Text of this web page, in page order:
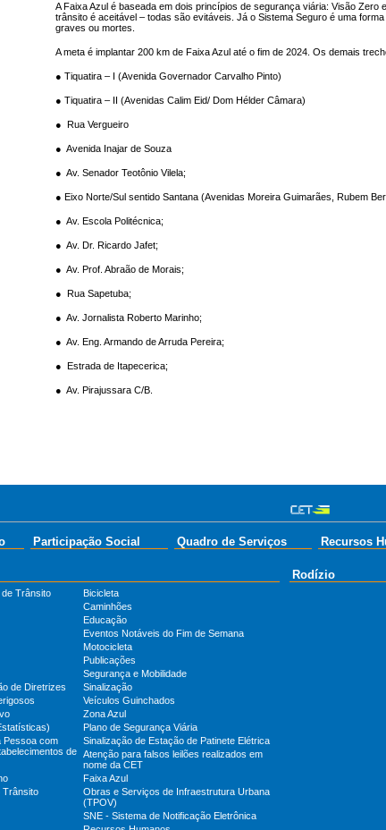
A Faixa Azul é baseada em dois princípios de segurança viária: Visão
trânsito é aceitável – todas são evitáveis. Já o Sistema Seguro é uma
graves ou mortes.
A meta é implantar 200 km de Faixa Azul até o fim de 2024. Os demais
● Tiquatira – I (Avenida Governador Carvalho Pinto)
● Tiquatira – II (Avenidas Calim Eid/ Dom Hélder Câmara)
● Rua Vergueiro
● Avenida Inajar de Souza
● Av. Senador Teotônio Vilela;
● Eixo Norte/Sul sentido Santana (Avenidas Moreira Guimarães, Rubem
● Av. Escola Politécnica;
● Av. Dr. Ricardo Jafet;
● Av. Prof. Abraão de Morais;
● Rua Sapetuba;
● Av. Jornalista Roberto Marinho;
● Av. Eng. Armando de Arruda Pereira;
● Estrada de Itapecerica;
● Av. Pirajussara C/B.
Participação Social Quadro de Serviços Recursos
Trânsito
Bicicleta
Caminhões
Educação
Eventos Notáveis do Fim de Semana
Motocicleta
Publicações
Segurança e Mobilidade
de Diretrizes
Sinalização
Veículos Guinchados
Zona Azul
Plano de Segurança Viária
Pessoa com
de
Sinalização de Estação de Patinete Elétrica
Atenção para falsos leilões realizados em
nome da CET
Faixa Azul
Trânsito
Obras e Serviços de Infraestrutura Urbana
(TPOV)
SNE - Sistema de Notificação Eletrônica
Rodízio